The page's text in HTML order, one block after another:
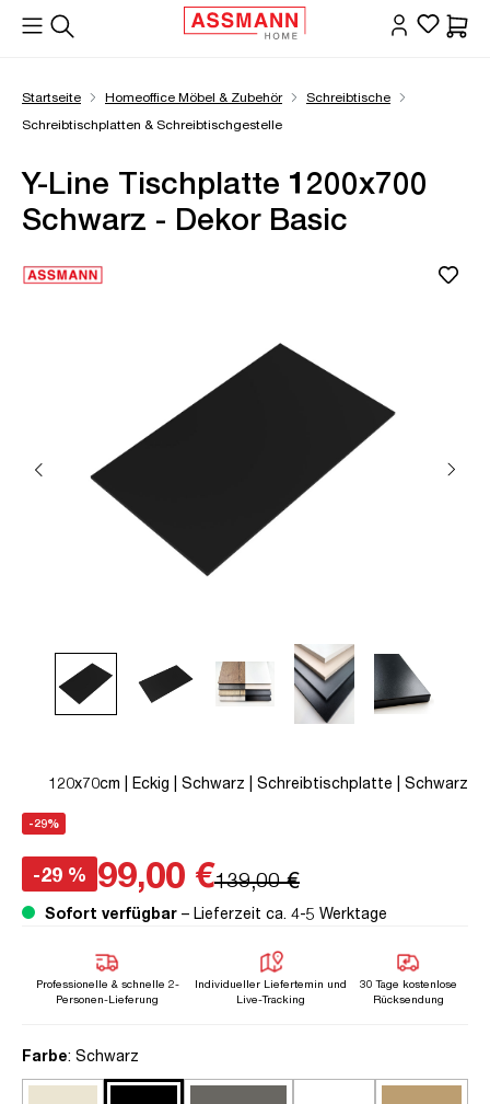
springen
Startseite Homeoffice Möbel & Zubehör
Schreibtische
Schreibtischplatten & Schreibtischgestelle
Y-Line Tischplatte 1200x700
Schwarz - Dekor Basic
120x70cm | Eckig | Schwarz | Schreibtischplatte | Schwarz
-29%
-29 % 99,00 €139,00 €
Sofort verfügbar – Lieferzeit ca. 4-5 Werktage
Professionelle & schnelle 2-
Personen-Lieferung
Individueller Liefertemin und
Live-Tracking
30 Tage kostenlose
Rücksendung
Farbeauswählen
: Schwarz